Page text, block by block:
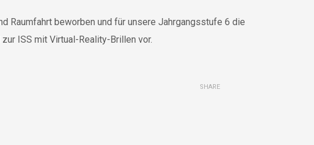
Raumfahrt beworben und für unsere Jahrgangsstufe 6 die
ISS mit Virtual-Reality-Brillen vor.
SHARE